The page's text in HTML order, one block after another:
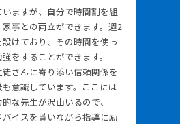
ますが、自分で時間割を組
事との両立ができます。週2
けており、その時間を使っ
をすることができます。
さんに寄り添い信頼関係を
意識しています。ここには
な先生が沢山いるので、
イスを貰いながら指導に励